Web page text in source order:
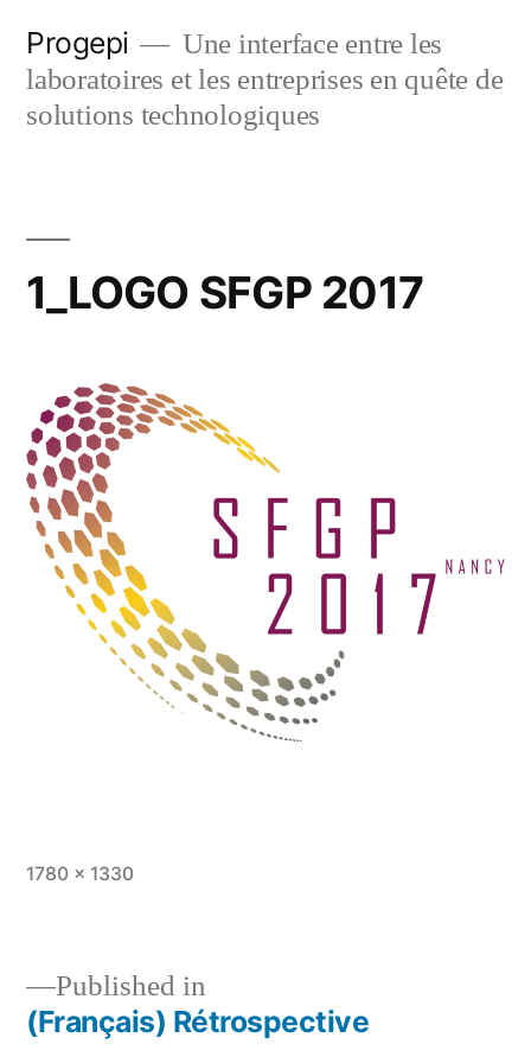
content
Progepi
Une interface entre les
laboratoires et les entreprises en quête de
solutions technologiques
1_LOGO SFGP 2017
Full
1780 × 1330
Post
Published in
(Français) Rétrospective